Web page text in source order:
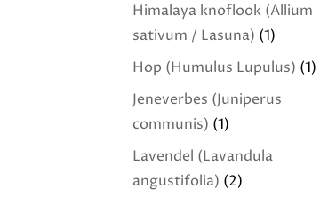
Himalaya knoflook (Allium
sativum / Lasuna) (1)
Hop (Humulus Lupulus) (1)
Jeneverbes (Juniperus
communis) (1)
Lavendel (Lavandula
angustifolia) (2)